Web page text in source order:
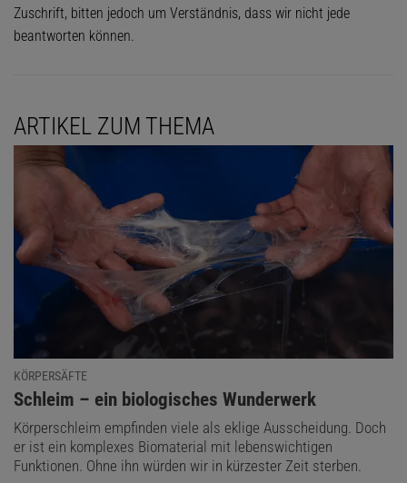
Zuschrift, bitten jedoch um Verständnis, dass wir nicht jede
beantworten können.
ARTIKEL ZUM THEMA
KÖRPERSÄFTE
:
Schleim – ein biologisches Wunderwerk
Körperschleim empfinden viele als eklige Ausscheidung. Doch
er ist ein komplexes Biomaterial mit lebenswichtigen
Funktionen. Ohne ihn würden wir in kürzester Zeit sterben.